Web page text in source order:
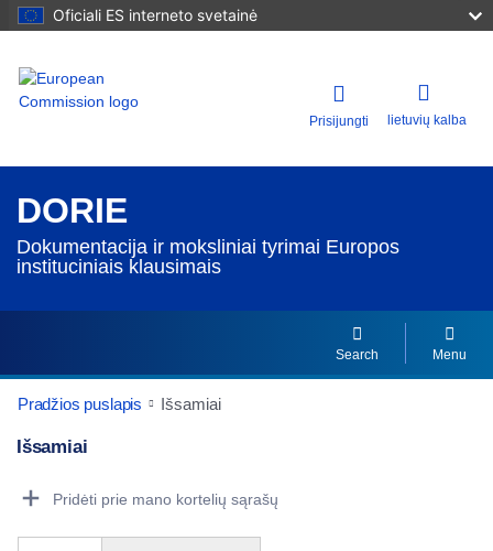
Oficiali ES interneto svetainė
Prisijungti lietuvių kalba
DORIE
Dokumentacija ir moksliniai tyrimai Europos
instituciniais klausimais
Search Menu
Pradžios puslapis Išsamiai
Išsamiai
Pridėti prie mano kortelių sąrašų